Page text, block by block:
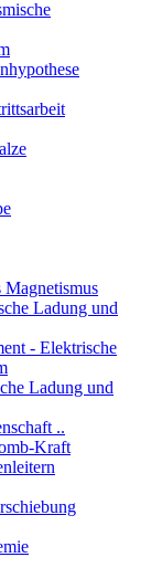
Ladung und
- Elektrische
Ladung und
..
Kraft